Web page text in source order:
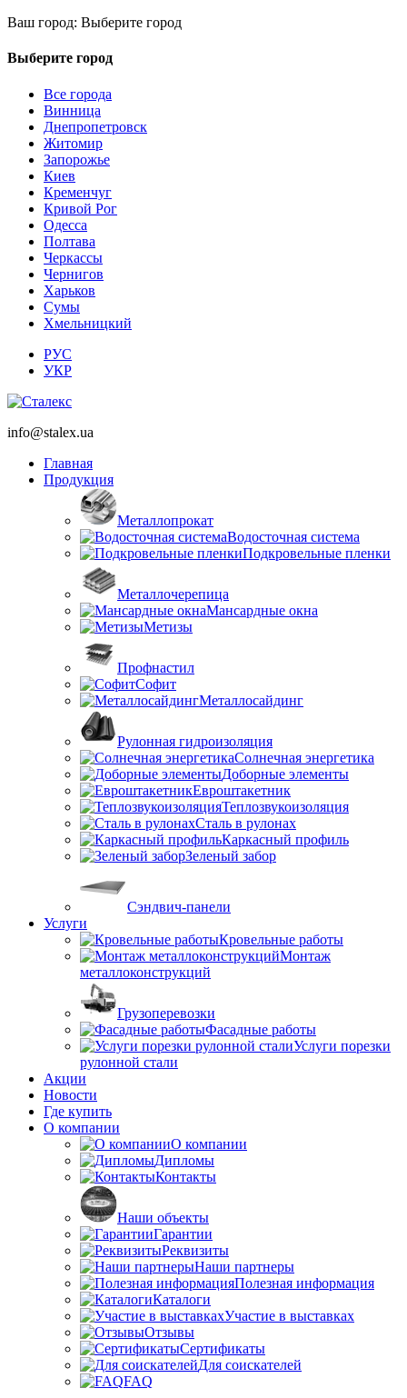
Ваш город: Выберите город
Выберите город
Все города
Винница
Днепропетровск
Житомир
Запорожье
Киев
Кременчуг
Кривой Рог
Одесса
Полтава
Черкассы
Чернигов
Харьков
Сумы
Хмельницкий
РУС
УКР
info@stalex.ua
Главная
Продукция
Металлопрокат
Водосточная система
Подкровельные пленки
Металлочерепица
Мансардные окна
Метизы
Профнастил
Софит
Металлосайдинг
Рулонная гидроизоляция
Солнечная энергетика
Доборные элементы
Евроштакетник
Теплозвукоизоляция
Сталь в рулонах
Каркасный профиль
Зеленый забор
Сэндвич-панели
Услуги
Кровельные работы
Монтаж
металлоконструкций
Грузоперевозки
Фасадные работы
Услуги порезки
рулонной стали
Акции
Новости
Где купить
О компании
О компании
Дипломы
Контакты
Наши объекты
Гарантии
Реквизиты
Наши партнеры
Полезная информация
Каталоги
Участие в выставках
Отзывы
Сертификаты
Для соискателей
FAQ